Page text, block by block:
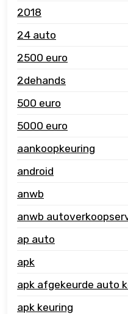
2018
24 auto
2500 euro
2dehands
500 euro
5000 euro
aankoopkeuring
android
anwb
anwb
ap auto
apk
apk afgekeurde auto
apk keuring